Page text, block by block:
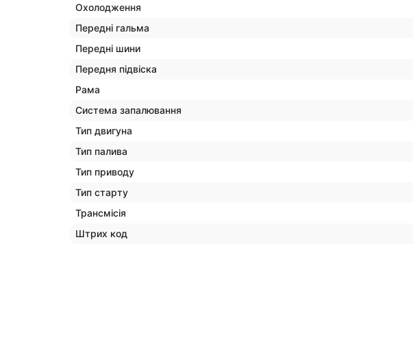
Охолодження
Передні гальма
Передні шини
Передня підвіска
Рама
Система запалювання
Тип двигуна
Тип палива
Тип приводу
Тип старту
Трансмісія
Штрих код